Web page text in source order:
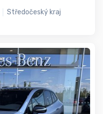
Středočeský kraj